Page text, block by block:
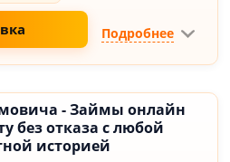
Подробнее
- Займы онлайн
без отказа с любой
историей